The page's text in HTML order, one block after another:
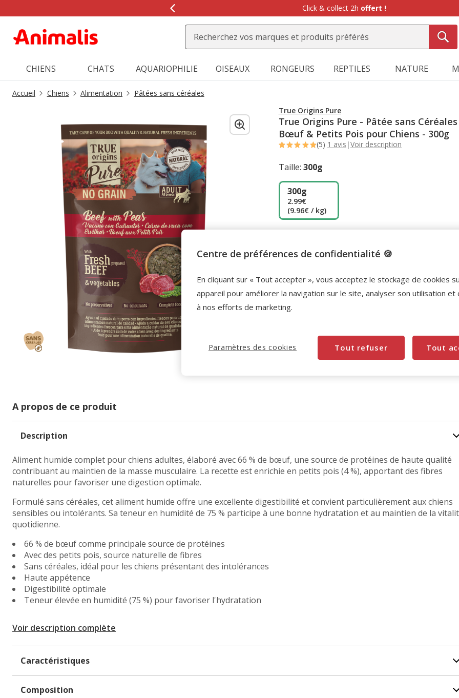
de
message,
Click & collect 2h offert !
CHIENS CHATS AQUARIOPHILIE OISEAUX RONGEURS REPTILES NATURE
Accueil Chiens Alimentation
Pâtées sans céréales
True Origins Pure
True Origins Pure - Pâtée sans Céréales
Bœuf & Petits Pois pour Chiens - 300g
(5) 1 avis |Voir description
Taille: 300g
300g
2.99€
(9.96€ / kg)
A propos de ce produit
Description
Aliment humide complet pour chiens adultes, élaboré avec 66 % de bœuf, une source de protéines de haute qualité
contribuant au maintien de la masse musculaire. La recette est enrichie en petits pois (4 %), apportant des fibres
naturelles pour favoriser une digestion optimale.
Formulé sans céréales, cet aliment humide offre une excellente digestibilité et convient particulièrement aux chiens
sensibles ou intolérants. Sa teneur en humidité de 75 % participe à une bonne hydratation et au maintien de la
quotidienne.
66 % de bœuf comme principale source de protéines
Avec des petits pois, source naturelle de fibres
Sans céréales, idéal pour les chiens présentant des intolérances
Haute appétence
Digestibilité optimale
Teneur élevée en humidité (75 %) pour favoriser l'hydratation
Voir description complète
Caractéristiques
Composition
Centre de préférences de confidentialité 🍪
En cliquant sur « Tout accepter », vous acceptez le stockage de cookies
appareil pour améliorer la navigation sur le site, analyser son utilisation et
à nos efforts de marketing.
Tout refuser Tout
Paramètres des cookies